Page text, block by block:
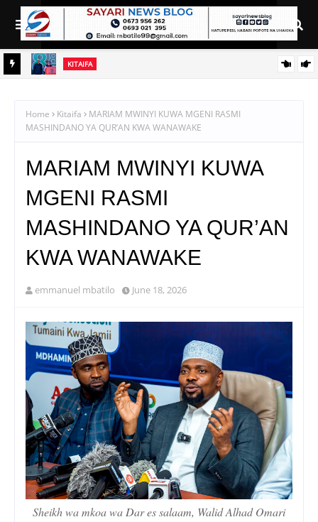
KITAIFA
Home Kitaifa
MARIAM MWINYI KUWA MGENI RASMI
MASHINDANO YA QUR’AN KWA WANAWAKE
MARIAM MWINYI KUWA
MGENI RASMI
MASHINDANO YA QUR’AN
KWA WANAWAKE
emmanuel mbatilo June 18, 2026
Sheikh wa mkoa wa Dar es salaam, Walid Alhad Omari